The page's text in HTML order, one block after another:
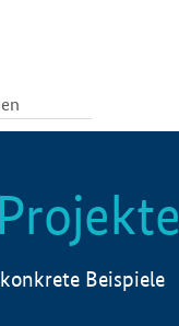
Beispiele